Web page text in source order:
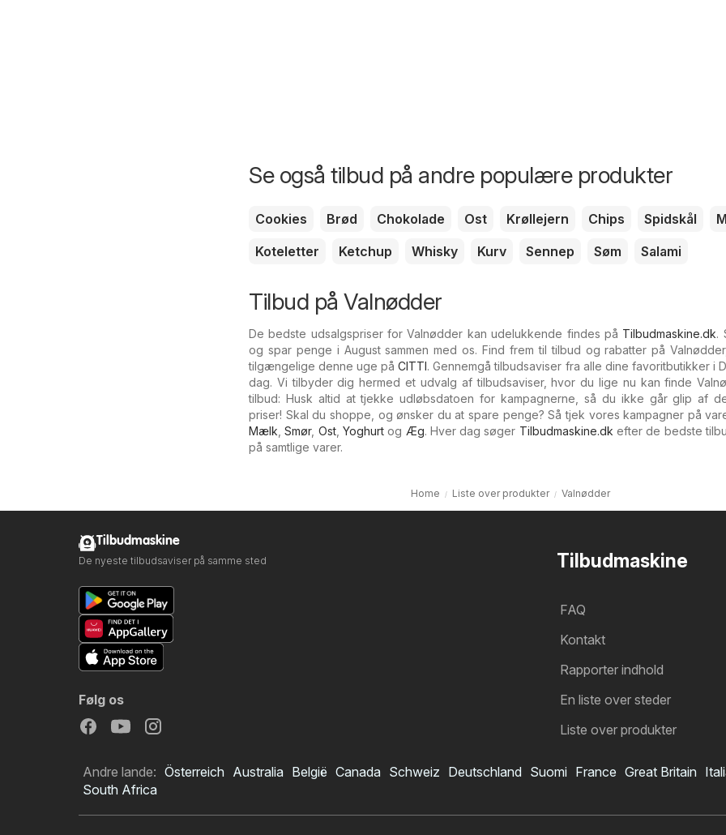
Se også tilbud på andre populære produkter
Cookies Brød Chokolade Ost Krøllejern Chips Spidskål
Koteletter
Ketchup Whisky Kurv Sennep Søm Salami
Tilbud på Valnødder
De bedste udsalgspriser for Valnødder kan udelukkende findes på Tilbudmaskine.dk.
og spar penge i August sammen med os. Find frem til tilbud og rabatter på
tilgængelige denne uge påCITTI. Gennemgå tilbudsaviser fra alle dine favoritbutikker i
dag. Vi tilbyder dig hermed et udvalg af tilbudsaviser, hvor du lige nu kan finde
tilbud: Husk altid at tjekke udløbsdatoen for kampagnerne, så du ikke går glip af
priser! Skal du shoppe, og ønsker du at spare penge? Så tjek vores kampagner på
Mælk ,Smør, Ost, Yoghurtog Æg. Hver dag søger Tilbudmaskine.dk efter de bedste
på samtlige varer.
Home Liste over produkter Valnødder
Tilbudmaskine
FAQ
Kontakt
Rapporter indhold
En liste over steder
Liste over produkter
Tilbudmaskine
De nyeste tilbudsaviser på samme sted
Følg os
Andre lande: Österreich Australia België Canada Schweiz Deutschland Suomi France Great Britain
South Africa